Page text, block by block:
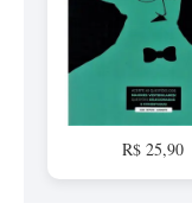
R$ 25,90